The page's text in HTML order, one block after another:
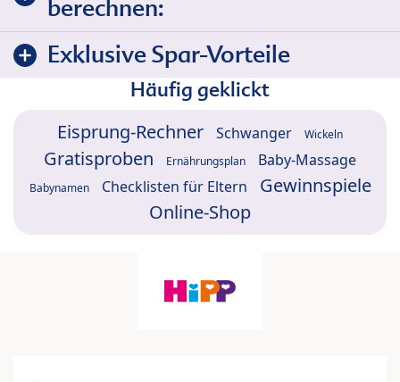
berechnen:
Exklusive Spar-Vorteile
Häufig geklickt
Eisprung-Rechner Schwanger Wickeln
Gratisproben Ernährungsplan Baby-Massage
Babynamen Checklisten für Eltern
Gewinnspiele
Online-Shop